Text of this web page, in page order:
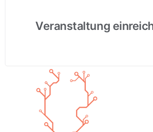
Veranstaltung